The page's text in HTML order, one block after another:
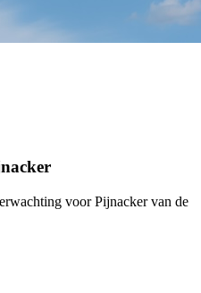
voor Pijnacker van de